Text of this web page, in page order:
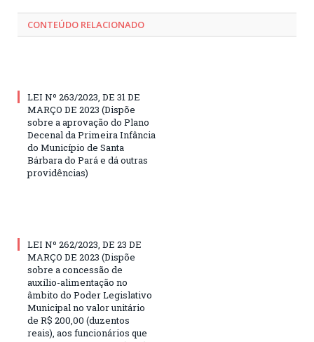
CONTEÚDO RELACIONADO
LEI Nº 263/2023, DE 31 DE
MARÇO DE 2023 (Dispõe
sobre a aprovação do Plano
Decenal da Primeira Infância
do Município de Santa
Bárbara do Pará e dá outras
providências)
LEI Nº 262/2023, DE 23 DE
MARÇO DE 2023 (Dispõe
sobre a concessão de
auxílio-alimentação no
âmbito do Poder Legislativo
Municipal no valor unitário
de R$ 200,00 (duzentos
reais), aos funcionários que